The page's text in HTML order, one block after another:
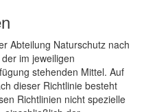
Abteilung Naturschutz nach
im jeweiligen
stehenden Mittel. Auf
dieser Richtlinie besteht
Richtlinien nicht spezielle